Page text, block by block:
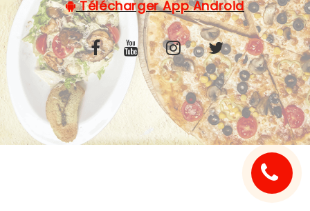
Télécharger App Android